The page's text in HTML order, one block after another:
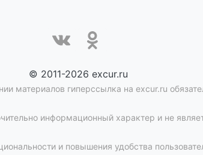
© 2011-2026 excur.ru
материалов гиперссылка на excur.ru
информационный характер и не
и повышения удобства